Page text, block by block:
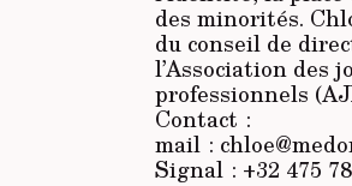
des minorités.
du conseil de
l’Association des
professionnels
Contact :
mail :
Signal : +32 475